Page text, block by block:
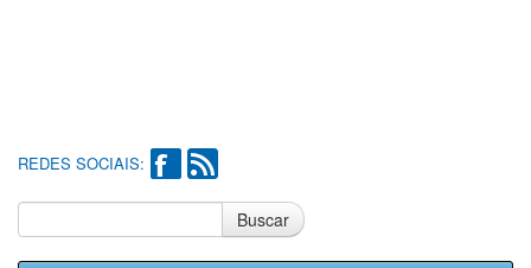
REDES SOCIAIS:
Buscar